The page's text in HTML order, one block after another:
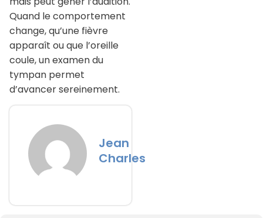
Quand le comportement
change, qu’une fièvre
apparaît ou que l’oreille
coule, un examen du
tympan permet
d’avancer sereinement.
Jean
Charles